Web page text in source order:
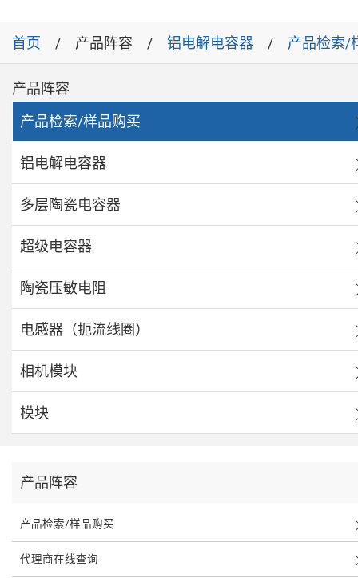
首页 产品阵容 铝电解电容器 产品检索/
产品阵容
产品检索/样品购买
铝电解电容器
多层陶瓷电容器
超级电容器
陶瓷压敏电阻
电感器（扼流线圈）
相机模块
模块
产品阵容
产品检索/样品购买
代理商在线查询